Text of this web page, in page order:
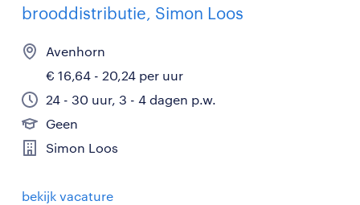
brooddistributie, Simon Loos
Avenhorn
€ 16,64 - 20,24 per uur
24 - 30 uur, 3 - 4 dagen p.w.
Geen
Simon Loos
bekijk vacature